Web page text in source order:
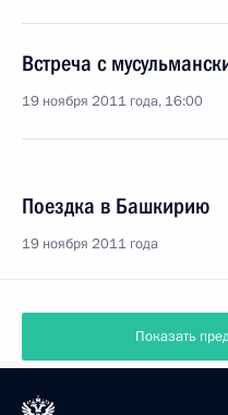
Встреча с
19 ноября 2011 года, 16:00
Поездка в Башкирию
19 ноября 2011 года
Показать